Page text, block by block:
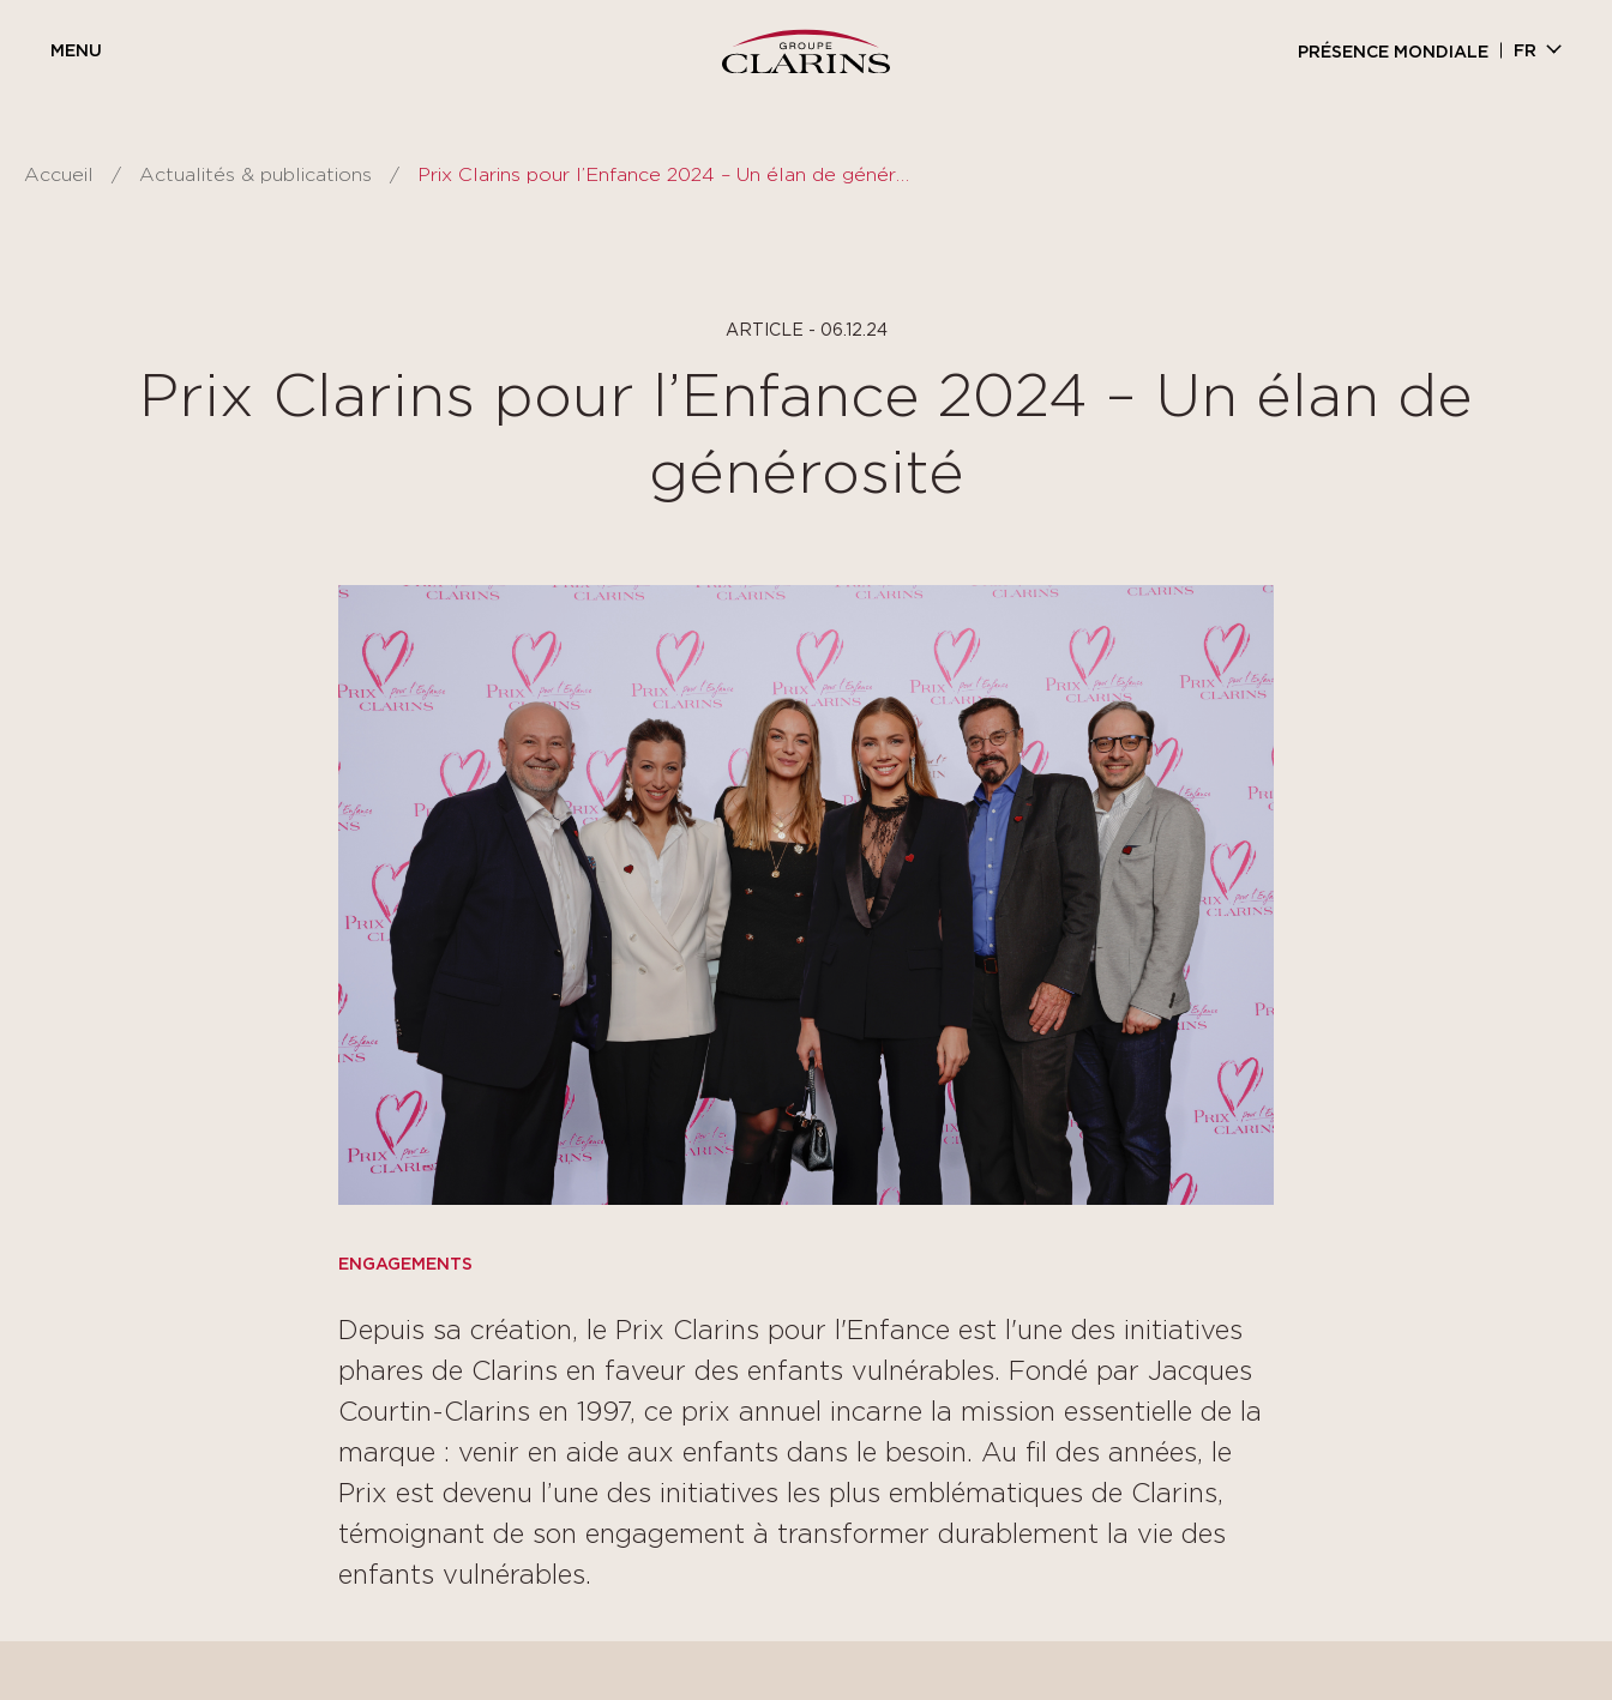
MENU PRÉSENCE MONDIALE FR
Accueil Actualités & publications
ARTICLE - 06.12.24
Prix Clarins pour l’Enfance 2024 – Un élan de
générosité
ENGAGEMENTS
Depuis sa création, le Prix Clarins pour l'Enfance est l'une des initiatives
phares de Clarins en faveur des enfants vulnérables. Fondé par Jacques
Courtin-Clarins en 1997, ce prix annuel incarne la mission essentielle de la
marque : venir en aide aux enfants dans le besoin. Au fil des années, le
Prix est devenu l’une des initiatives les plus emblématiques de Clarins,
témoignant de son engagement à transformer durablement la vie des
enfants vulnérables.